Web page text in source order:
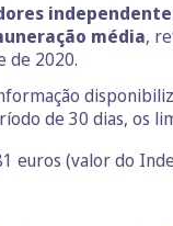
média,
2020.
de 30 dias, os
euros (valor do